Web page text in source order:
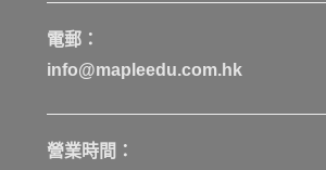
電郵：
info@mapleedu.com.hk
營業時間：